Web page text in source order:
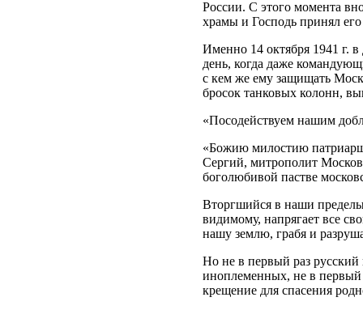
России. С этого момента
храмы и Господь принял
Именно 14 октября 1941 г.
день, когда даже
с кем же ему защищать
бросок танковых колонн,
«Посодействуем нашим
«Божию милостию
Сергий, митрополит
боголюбивой пастве
Вторгшийся в наши
видимому, напрягает все
нашу землю, грабя и
Но не в первый раз
иноплеменных, не в первый
крещение для спасения